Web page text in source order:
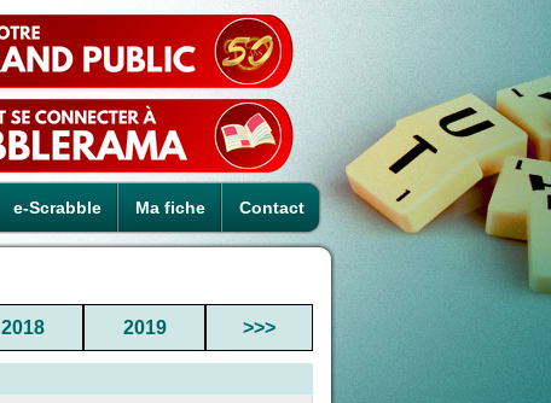
e-Scrabble Ma fiche Contact
2018 2019 >>>